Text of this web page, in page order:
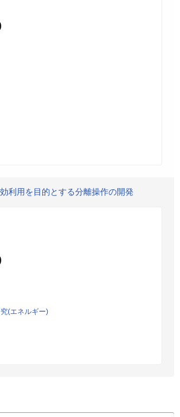
利用を目的とする分離操作の開発
(エネルギー)